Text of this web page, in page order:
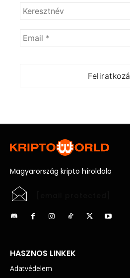
Magyarország kripto híroldala
HASZNOS LINKEK
Adatvédelem